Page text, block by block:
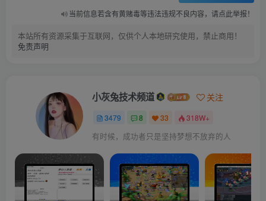
当前信息若含有黄赌毒等违法违规不良内容，请点此举报！
本站所有资源采集于互联网，仅供个人本地研究使用，禁止商用！
免责声明
小灰兔技术频道 关注
3479 8 33 318W+
有时候，成功者只是坚持梦想不放弃的人